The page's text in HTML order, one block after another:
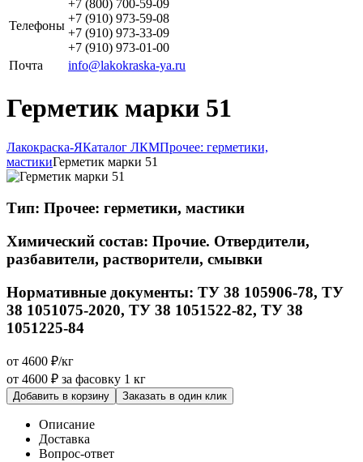
Телефоны
+7 (800) 700-59-09
+7 (910) 973-59-08
+7 (910) 973-33-09
+7 (910) 973-01-00
Почта
info@lakokraska-ya.ru
Герметик марки 51
Лакокраска-ЯКаталог ЛКМПрочее: герметики,
мастикиГерметик марки 51
Тип: Прочее: герметики, мастики
Химический состав: Прочие. Отвердители,
разбавители, растворители, смывки
Нормативные документы: ТУ 38 105906-78, ТУ
38 1051075-2020, ТУ 38 1051522-82, ТУ 38
1051225-84
от 4600 ₽/кг
от 4600 ₽ за фасовку 1 кг
Добавить в корзину Заказать в один клик
Описание
Доставка
Вопрос-ответ